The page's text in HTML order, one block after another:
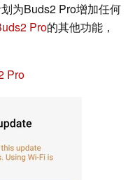
为Buds2 Pro增加任何
Pro的其他功能，
Pro